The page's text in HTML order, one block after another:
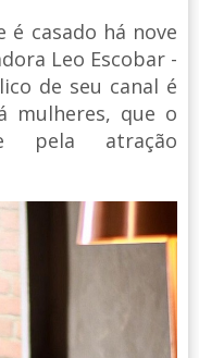
é casado há nove
Leo Escobar -
de seu canal é
mulheres, que o
pela atração